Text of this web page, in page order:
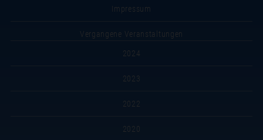
Impressum
Vergangene Veranstaltungen
2024
2023
2022
2020